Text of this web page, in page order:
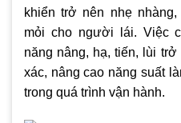
khiển trở nên nhẹ
mỏi cho người lái. Việc
năng nâng, hạ, tiến, lùi
xác, nâng cao năng suất
trong quá trình vận hành.